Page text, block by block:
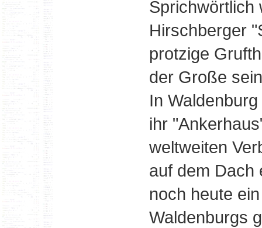
Sprichwörtlich
Hirschberger
protzige
der Große
In
ihr
weltweiten
auf dem Dach
noch heute
Waldenburgs